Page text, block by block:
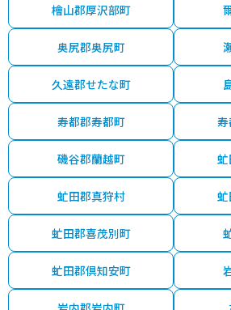
檜山郡厚沢部町
奥尻郡奥尻町
久遠郡せたな町
寿都郡寿都町
磯谷郡蘭越町
虻田郡真狩村
虻田郡喜茂別町
虻田郡倶知安町